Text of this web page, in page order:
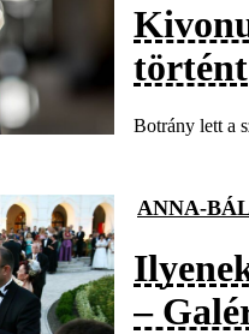
történt
Botrány lett a
ANNA-
–